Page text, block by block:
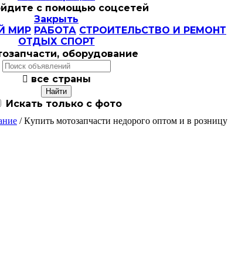
с помощью соцсетей
Закрыть
МИР РАБОТА СТРОИТЕЛЬСТВО И РЕМОНТ
ОТДЫХ СПОРТ
оборудование
 все страны
Искать только с фото
/ Кyпить мотозапчасти недорого оптoм и в розницу